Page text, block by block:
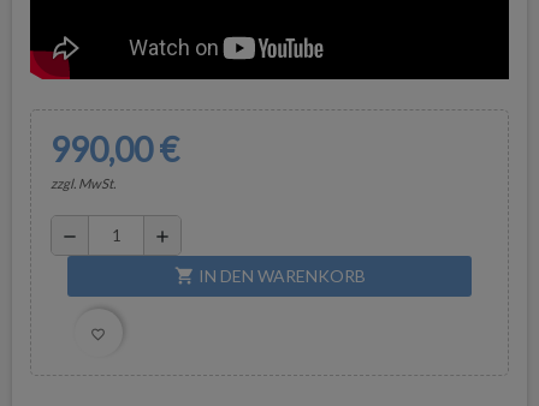
990,00 €
zzgl. MwSt.
remove add
shopping_cart IN DEN WARENKORB
favorite_border